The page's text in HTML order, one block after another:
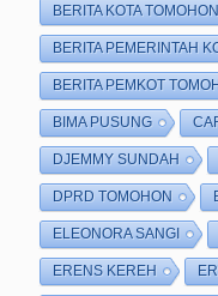
BERITA KOTA TOMOHON
BERITA PEMERINTAH
BERITA PEMKOT
BIMA PUSUNG
DJEMMY SUNDAH
DPRD TOMOHON
ELEONORA SANGI
ERENS KEREH